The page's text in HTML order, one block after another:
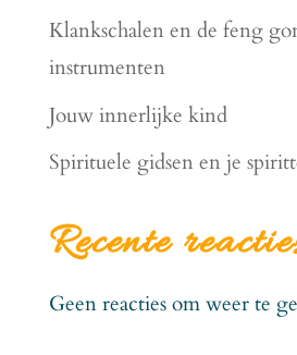
Klankschalen en de feng
instrumenten
Jouw innerlijke kind
Spirituele gidsen en je
Recente
Geen reacties om weer te